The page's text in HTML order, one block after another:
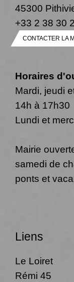
45300
+33 2 38 30
CONTACTER LA
Horaires
Mardi, jeudi
14h à 17h30
Lundi et
Mairie
samedi de
ponts et
Liens
Le Loiret
Rémi 45